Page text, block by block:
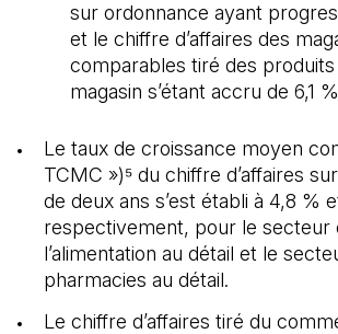
sur ordonnance ayant
et le chiffre d’affaires des
comparables tiré des produits
magasin s’étant accru de 6,1
Le taux de croissance moyen
TCMC »)⁵ du chiffre d’affaires
de deux ans s’est établi à 4,8 %
respectivement, pour le secteur
l’alimentation au détail et le
pharmacies au détail.
Le chiffre d’affaires tiré du